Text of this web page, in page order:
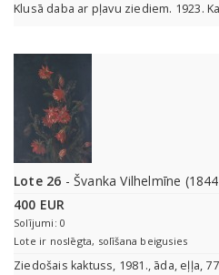
Klusā daba ar pļavu ziediem. 1923.
Lote 26 - Švanka Vilhelmīne
400 EUR
Solījumi: 0
Lote ir noslēgta, solīšana beigusies
Ziedošais kaktuss, 1981., āda, eļļa,